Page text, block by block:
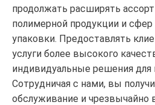
продолжать расширять
полимерной продукции и
упаковки. Предоставлять
услуги более высокого
индивидуальные решения для
Сотрудничая с нами, вы
обслуживание и чрезвычайно